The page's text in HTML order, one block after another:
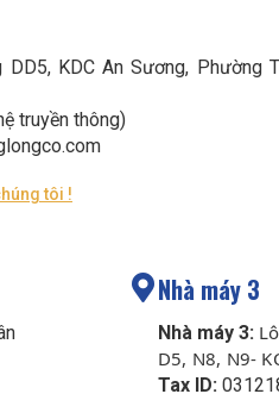
KDC An Sương, Phường
truyền thông)
tôi !
Nhà máy 3
Nhà máy 3:
D5, N8, N9-
Tax ID: